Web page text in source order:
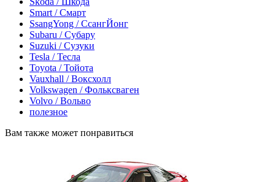
Smart / Смарт
SsangYong / СсангЙонг
Subaru / Субару
Suzuki / Сузуки
Tesla / Тесла
Toyota / Тойота
Vauxhall / Воксхолл
Volkswagen / Фольксваген
Volvo / Вольво
полезное
Вам также может понравиться